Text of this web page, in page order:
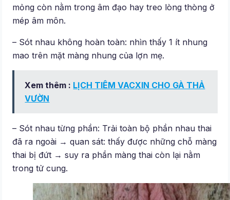
mỏng còn nằm trong âm đạo hay treo lòng thòng ở
mép âm môn.
– Sót nhau không hoàn toàn: nhìn thấy 1 ít nhung
mao trên mặt màng nhung của lợn mẹ.
Xem thêm : LỊCH TIÊM VACXIN CHO GÀ THẢ
VƯỜN
– Sót nhau từng phần: Trải toàn bộ phần nhau thai
đã ra ngoài → quan sát: thấy được những chỗ màng
thai bị đứt → suy ra phần màng thai còn lại nằm
trong tử cung.